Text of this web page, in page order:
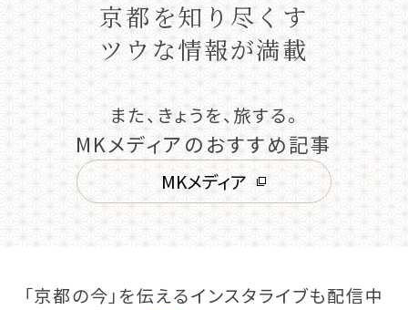
京都を知り尽くす
ツウな情報が満載
また、きょうを、旅する。
MKメディアのおすすめ記事
MKメディア
「京都の今」を伝えるインスタライブも配信中